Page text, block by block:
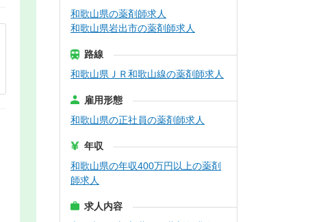
和歌山県の薬剤師求人
和歌山県岩出市の薬剤師求人
路線
和歌山県ＪＲ和歌山線の薬剤師求人
雇用形態
和歌山県の正社員の薬剤師求人
年収
和歌山県の年収400万円以上の薬剤
師求人
求人内容